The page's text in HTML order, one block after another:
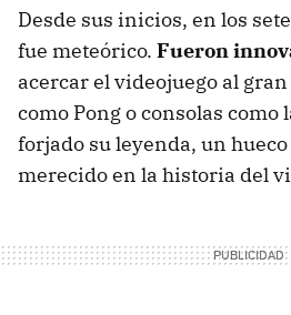
Desde sus inicios, en los
fue meteórico. Fueron
acercar el videojuego al
como Pong o consolas como
forjado su leyenda, un
merecido en la historia del